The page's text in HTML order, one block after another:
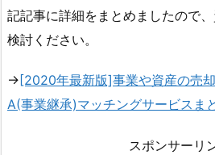
記記事に詳細をまとめましたので
検討ください。
→ [2020年最新版]事業や資産の売
A(事業継承)マッチングサービスま
スポンサーリ